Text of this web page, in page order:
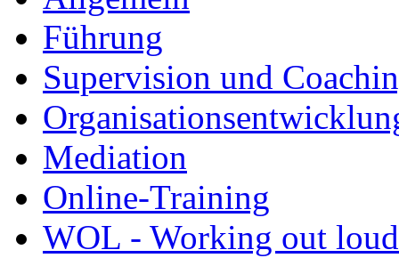
Führung
Supervision und
Mediation
Online-Training
WOL - Working out loud